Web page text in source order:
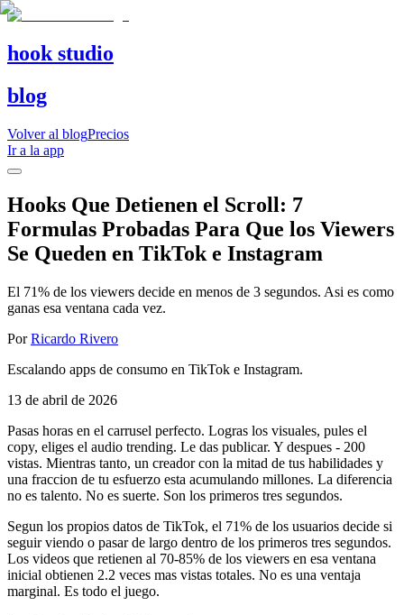
hook studio
blog
Volver al blogPrecios
Ir a la app
Hooks Que Detienen el Scroll: 7
Formulas Probadas Para Que los Viewers
Se Queden en TikTok e Instagram
El 71% de los viewers decide en menos de 3 segundos. Asi es como
ganas esa ventana cada vez.
Por Ricardo Rivero
Escalando apps de consumo en TikTok e Instagram.
13 de abril de 2026
Pasas horas en el carrusel perfecto. Logras los visuales, pules el
copy, eliges el audio trending. Le das publicar. Y despues - 200
vistas. Mientras tanto, un creador con la mitad de tus habilidades y
una fraccion de tu esfuerzo esta acumulando millones. La diferencia
no es talento. No es suerte. Son los primeros tres segundos.
Segun los propios datos de TikTok, el 71% de los usuarios decide si
seguir viendo o pasar de largo dentro de los primeros tres segundos.
Los videos que retienen al 70-85% de los viewers en esa ventana
inicial obtienen 2.2 veces mas vistas totales. No es una ventaja
marginal. Es todo el juego.